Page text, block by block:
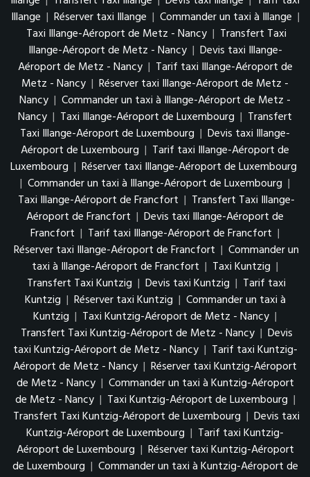
Illange | Réserver taxi Illange | Commander un taxi à Illange |
Taxi Illange-Aéroport de Metz - Nancy | Transfert Taxi
Illange-Aéroport de Metz - Nancy | Devis taxi Illange-
Aéroport de Metz - Nancy | Tarif taxi Illange-Aéroport de
Metz - Nancy | Réserver taxi Illange-Aéroport de Metz -
Nancy | Commander un taxi à Illange-Aéroport de Metz -
Nancy | Taxi Illange-Aéroport de Luxembourg | Transfert
Taxi Illange-Aéroport de Luxembourg | Devis taxi Illange-
Aéroport de Luxembourg | Tarif taxi Illange-Aéroport de
Luxembourg | Réserver taxi Illange-Aéroport de Luxembourg
| Commander un taxi à Illange-Aéroport de Luxembourg |
Taxi Illange-Aéroport de Francfort | Transfert Taxi Illange-
Aéroport de Francfort | Devis taxi Illange-Aéroport de
Francfort | Tarif taxi Illange-Aéroport de Francfort |
Réserver taxi Illange-Aéroport de Francfort | Commander un
taxi à Illange-Aéroport de Francfort | Taxi Kuntzig |
Transfert Taxi Kuntzig | Devis taxi Kuntzig | Tarif taxi
Kuntzig | Réserver taxi Kuntzig | Commander un taxi à
Kuntzig | Taxi Kuntzig-Aéroport de Metz - Nancy |
Transfert Taxi Kuntzig-Aéroport de Metz - Nancy | Devis
taxi Kuntzig-Aéroport de Metz - Nancy | Tarif taxi Kuntzig-
Aéroport de Metz - Nancy | Réserver taxi Kuntzig-Aéroport
de Metz - Nancy | Commander un taxi à Kuntzig-Aéroport
de Metz - Nancy | Taxi Kuntzig-Aéroport de Luxembourg |
Transfert Taxi Kuntzig-Aéroport de Luxembourg | Devis taxi
Kuntzig-Aéroport de Luxembourg | Tarif taxi Kuntzig-
Aéroport de Luxembourg | Réserver taxi Kuntzig-Aéroport
de Luxembourg | Commander un taxi à Kuntzig-Aéroport de